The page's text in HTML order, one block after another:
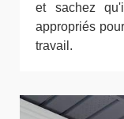
et sachez
appropriés
travail.